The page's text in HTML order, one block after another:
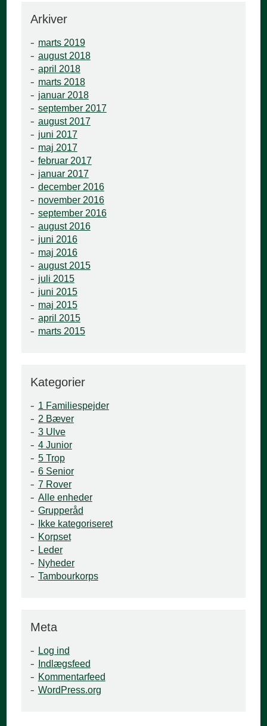
Arkiver
marts 2019
august 2018
april 2018
marts 2018
januar 2018
september 2017
august 2017
juni 2017
maj 2017
februar 2017
januar 2017
december 2016
november 2016
september 2016
august 2016
juni 2016
maj 2016
august 2015
juli 2015
juni 2015
maj 2015
april 2015
marts 2015
Kategorier
1 Familiespejder
2 Bæver
3 Ulve
4 Junior
5 Trop
6 Senior
7 Rover
Alle enheder
Grupperåd
Ikke kategoriseret
Korpset
Leder
Nyheder
Tambourkorps
Meta
Log ind
Indlægsfeed
Kommentarfeed
WordPress.org